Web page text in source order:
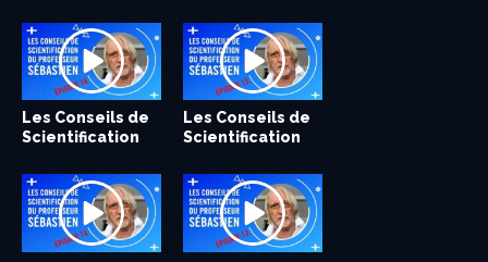
Les Conseils de
Scientification
Les Conseils de
Scientification
Les Conseils de
Scientification
Les Conseils de
Scientification